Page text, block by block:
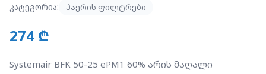
კატეგორია: ჰაერის ფილტრები
274 ₾
Systemair BFK 50-25 ePM1 60% არის მაღალი